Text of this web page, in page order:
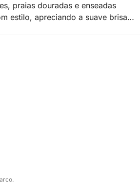
praias douradas e enseadas
estilo, apreciando a suave brisa
privacidade e tranquilidade. Esta
inesquecíveis no Mar Jônico.